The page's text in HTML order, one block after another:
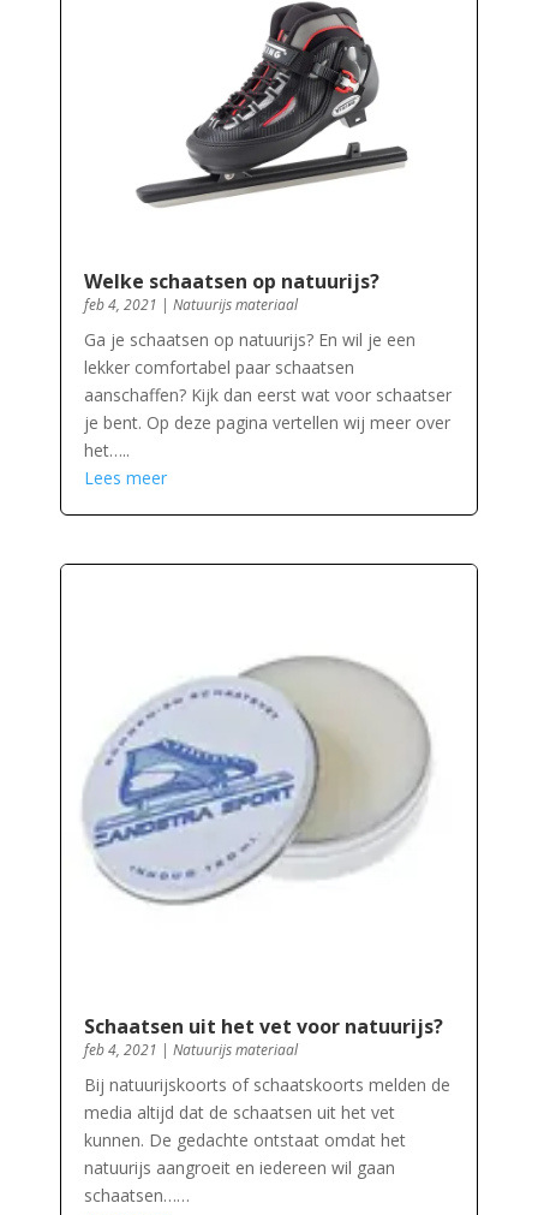
Welke schaatsen op natuurijs?
feb 4, 2021 | Natuurijs materiaal
Ga je schaatsen op natuurijs? En wil je een
lekker comfortabel paar schaatsen
aanschaffen? Kijk dan eerst wat voor schaatser
je bent. Op deze pagina vertellen wij meer over
het…..
Lees meer
Schaatsen uit het vet voor natuurijs?
feb 4, 2021 | Natuurijs materiaal
Bij natuurijskoorts of schaatskoorts melden de
media altijd dat de schaatsen uit het vet
kunnen. De gedachte ontstaat omdat het
natuurijs aangroeit en iedereen wil gaan
schaatsen……